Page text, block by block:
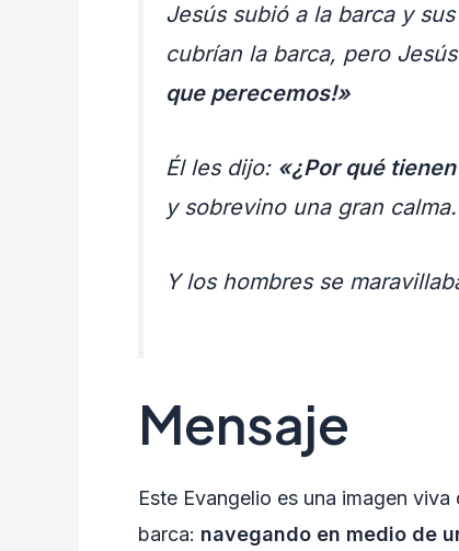
Jesús subió a la barca y
cubrían la barca, pero
que perecemos!»
Él les dijo: «¿Por qué
y sobrevino una gran calma.
Y los hombres se
Mensaje
Este Evangelio es una imagen
barca: navegando en medio de